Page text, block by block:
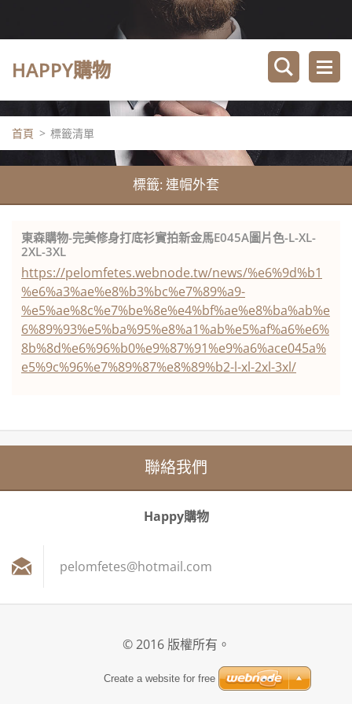
HAPPY購物
首頁 > 標籤清單
標籤: 連帽外套
東森購物-完美修身打底衫實拍新金馬E045A圖片色-L-XL-
2XL-3XL
https://pelomfetes.webnode.tw/news/%e6%9d%b1
%e6%a3%ae%e8%b3%bc%e7%89%a9-
%e5%ae%8c%e7%be%8e%e4%bf%ae%e8%ba%ab%e
6%89%93%e5%ba%95%e8%a1%ab%e5%af%a6%e6%
8b%8d%e6%96%b0%e9%87%91%e9%a6%ace045a%
e5%9c%96%e7%89%87%e8%89%b2-l-xl-2xl-3xl/
聯絡我們
Happy購物
pelomfetes@hotmail.com
© 2016 版權所有。
Create a website for free